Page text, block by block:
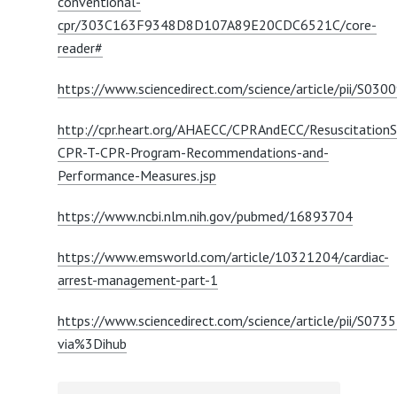
cpr/303C163F9348D8D107A89E20CDC6521C/core-
reader#
https://www.sciencedirect.com/science/article/pii/
http://cpr.heart.org/AHAECC/CPRAndECC/
CPR-T-CPR-Program-Recommendations-and-
Performance-Measures.jsp
https://www.ncbi.nlm.nih.gov/pubmed/16893704
https://www.emsworld.com/article/10321204/cardiac-
arrest-management-part-1
https://www.sciencedirect.com/science/article/pii/
via%3Dihub